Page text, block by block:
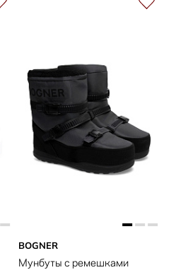
BOGNER
Мунбуты с ремешками